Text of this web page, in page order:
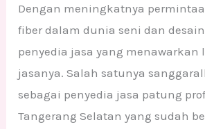
Dengan meningkatnya
fiber dalam dunia seni dan
penyedia jasa yang menawarkan
jasanya. Salah satunya
sebagai penyedia jasa patung
Tangerang Selatan yang sudah